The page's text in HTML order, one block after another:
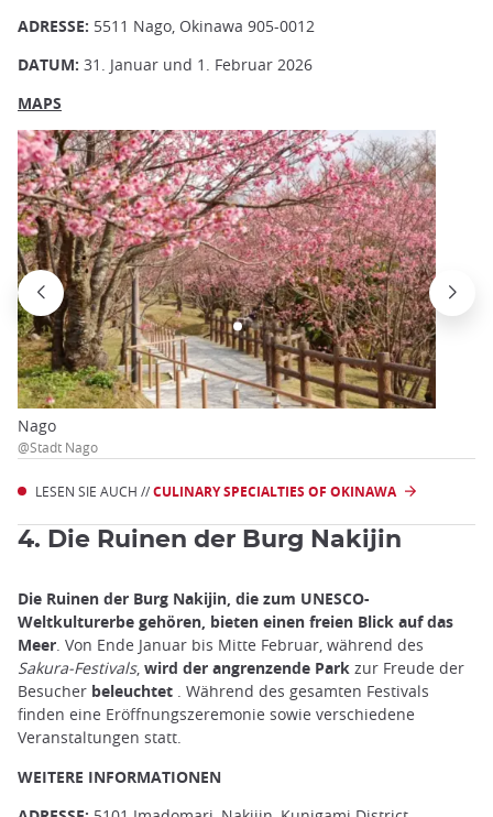
ADRESSE: 5511 Nago, Okinawa 905-0012
DATUM: 31. Januar und 1. Februar 2026
MAPS
Nago
@Stadt Nago
LESEN SIE AUCH //CULINARY SPECIALTIES OF OKINAWA
4. Die Ruinen der Burg Nakijin
Die Ruinen der Burg Nakijin, die zum UNESCO-
Weltkulturerbe gehören, bieten einen freien Blick auf das
Meer. Von Ende Januar bis Mitte Februar, während des
Sakura-Festivals, wird der angrenzende Park zur Freude der
Besucher beleuchtet . Während des gesamten Festivals
finden eine Eröffnungszeremonie sowie verschiedene
Veranstaltungen statt.
WEITERE INFORMATIONEN